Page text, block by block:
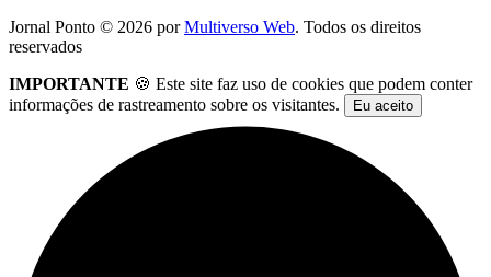
Jornal Ponto © 2026 porMultiverso Web. Todos os direitos
reservados
IMPORTANTE 🍪 Este site faz uso de cookies que podem conter
informações de rastreamento sobre os visitantes.
Eu aceito